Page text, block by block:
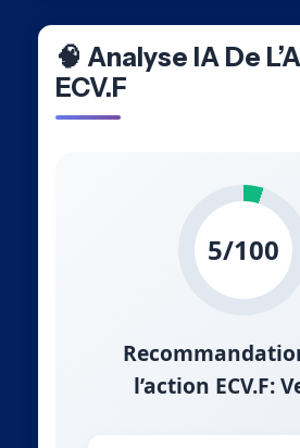
🧠 Analyse IA De
ECV.F
5/100
l’action ECV.F: